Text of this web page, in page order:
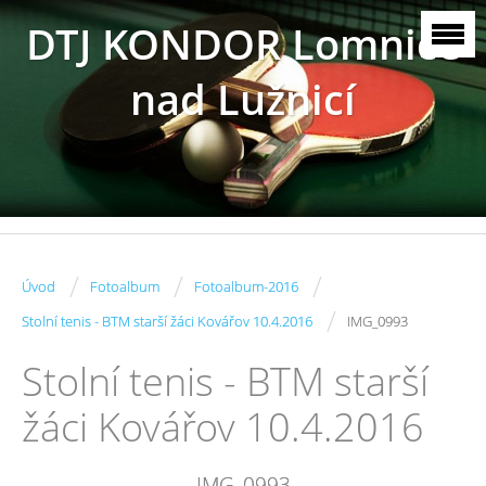
DTJ KONDOR Lomnice
nad Lužnicí
Úvod / Fotoalbum / Fotoalbum-2016 /
Stolní tenis - BTM starší žáci Kovářov 10.4.2016 / IMG_0993
Stolní tenis - BTM starší
žáci Kovářov 10.4.2016